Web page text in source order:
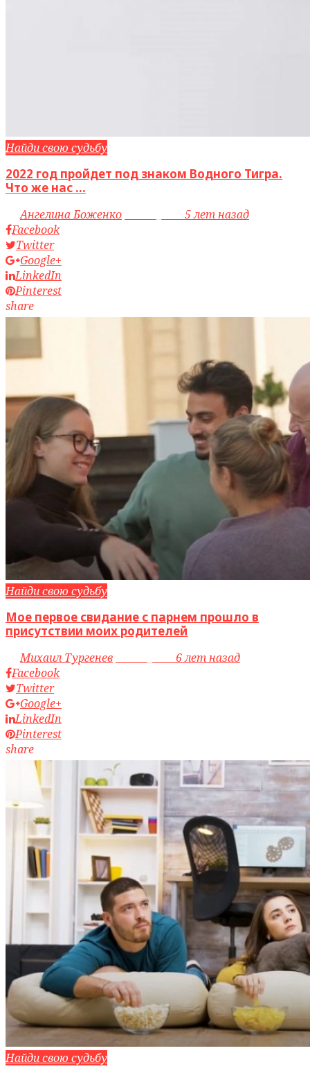
Найди свою судьбу
2022 год пройдет под знаком Водного Тигра.
Что же нас ...
byАнгелина Боженко
5 лет назад
Facebook
Twitter
Google+
LinkedIn
Pinterest
share
Найди свою судьбу
Мое первое свидание с парнем прошло в
присутствии моих родителей
byМихаил Тургенев
6 лет назад
Facebook
Twitter
Google+
LinkedIn
Pinterest
share
Найди свою судьбу